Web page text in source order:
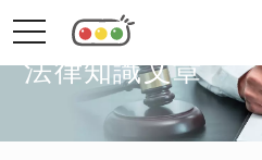
toggle
法律知識文章